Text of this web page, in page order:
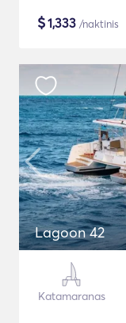
$1,333 /naktinis
Lagoon 42
Katamaranas